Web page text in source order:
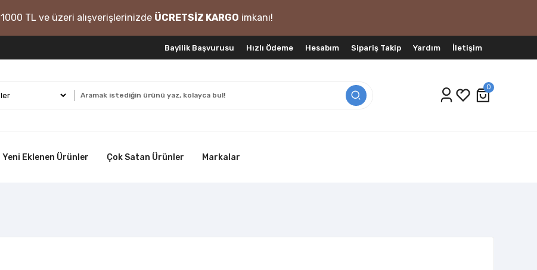
1000 TL ve üzeri alışverişlerinizde ÜCRETSİZ KARGO imkanı!
Bayilik Başvurusu Hızlı Ödeme Hesabım Sipariş Takip Yardım İletişim
0
Yeni Eklenen Ürünler Çok Satan Ürünler Markalar